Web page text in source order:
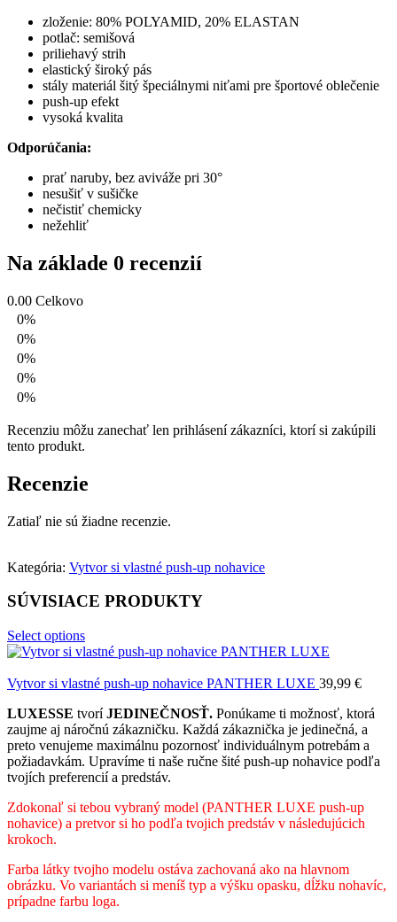
zloženie: 80% POLYAMID, 20% ELASTAN
potlač: semišová
priliehavý strih
elastický široký pás
stály materiál šitý špeciálnymi niťami pre športové oblečenie
push-up efekt
vysoká kvalita
Odporúčania:
prať naruby, bez aviváže pri 30°
nesušiť v sušičke
nečistiť chemicky
nežehliť
Na základe 0 recenzií
0.00 Celkovo
0%
0%
0%
0%
0%
Recenziu môžu zanechať len prihlásení zákazníci, ktorí si zakúpili
tento produkt.
Recenzie
Zatiaľ nie sú žiadne recenzie.
Kategória: Vytvor si vlastné push-up nohavice
SÚVISIACE PRODUKTY
Select options
Vytvor si vlastné push-up nohavice PANTHER LUXE 39,99 €
LUXESSE tvoríJEDINEČNOSŤ. Ponúkame ti možnosť, ktorá
zaujme aj náročnú zákazničku. Každá zákaznička je jedinečná, a
preto venujeme maximálnu pozornosť individuálnym potrebám a
požiadavkám. Upravíme ti naše ručne šité push-up nohavice podľa
tvojích preferencií a predstáv.
Zdokonaľ si tebou vybraný model (PANTHER LUXE push-up
nohavice) a pretvor si ho podľa tvojich predstáv v následujúcich
krokoch.
Farba látky tvojho modelu ostáva zachovaná ako na hlavnom
obrázku. Vo variantách si meníš typ a výšku opasku, dĺžku nohavíc,
prípadne farbu loga.